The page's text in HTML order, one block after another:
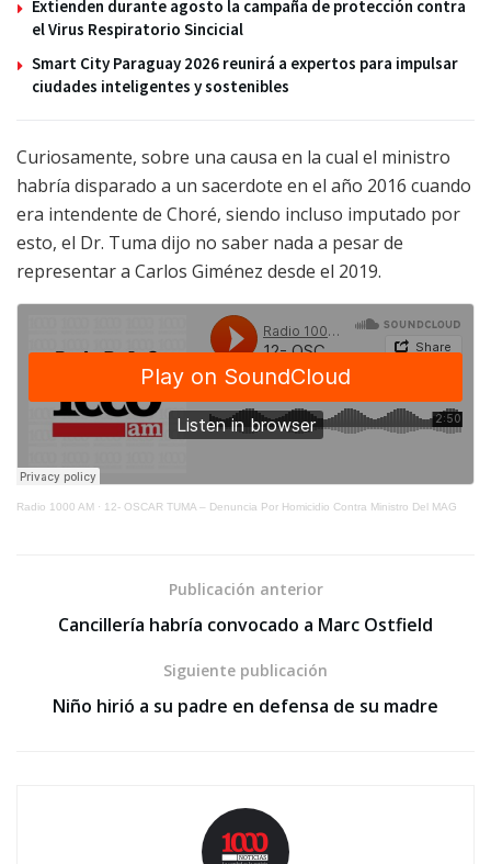
Extienden durante agosto la campaña de protección contra
el Virus Respiratorio Sincicial
Smart City Paraguay 2026 reunirá a expertos para impulsar
ciudades inteligentes y sostenibles
Curiosamente, sobre una causa en la cual el ministro
habría disparado a un sacerdote en el año 2016 cuando
era intendente de Choré, siendo incluso imputado por
esto, el Dr. Tuma dijo no saber nada a pesar de
representar a Carlos Giménez desde el 2019.
Radio 1000 AM · 12- OSCAR TUMA – Denuncia Por Homicidio Contra Ministro Del MAG
Publicación anterior
Cancillería habría convocado a Marc Ostfield
Siguiente publicación
Niño hirió a su padre en defensa de su madre